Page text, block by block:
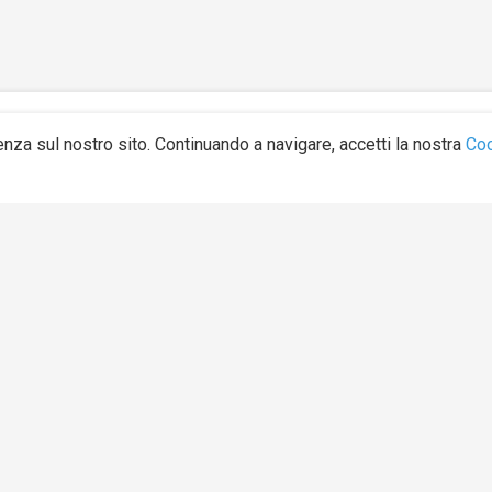
Link Utili Categorie
sul nostro sito. Continuando a navigare, accetti la nostra